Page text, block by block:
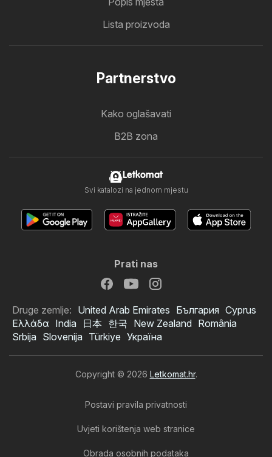
Boso katalog
Lista proizvoda
Partnerstvo
Kako oglašavati
B2B zona
Letkomat
Svi katalozi na jednom mjestu
Prati nas
Druge zemlje: United Arab Emirates България Cyprus
Ελλάδα India 日本 한국 New Zealand România
Srbija Slovenija Türkiye Україна
Copyright © 2026 Letkomat.hr.
Postavi pravila privatnosti
Uvjeti korištenja web stranice
Obrada osobnih podataka